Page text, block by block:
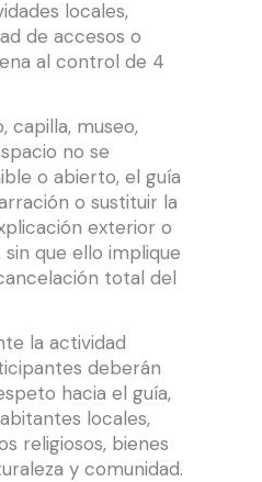
locales,
de accesos o
al control de 4
capilla, museo,
no se
o abierto, el guía
o sustituir la
exterior o
que ello implique
total del
la actividad
deberán
hacia el guía,
locales,
religiosos, bienes
y comunidad.